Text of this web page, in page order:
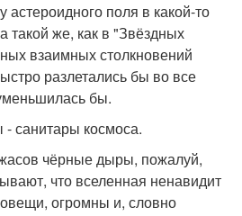
астероидного поля в какой-то
такой же, как в "Звёздных
взаимных столкновений
разлетались бы во все
бы.
санитары космоса.
чёрные дыры, пожалуй,
что вселенная ненавидит
огромны и, словно